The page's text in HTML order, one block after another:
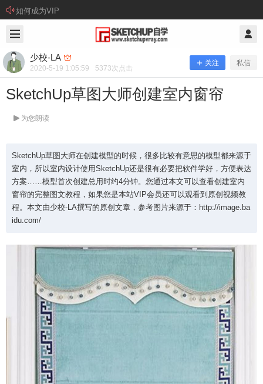
如何成为VIP
少校-LA
2020-5-19 1:05:59 5373次点击
关注 私信
SketchUp草图大师创建室内窗帘
为您朗读
SketchUp草图大师在创建模型的时候，很多比较有意思的模型都来源于
室内，所以室内设计使用SketchUp还是很有必要把软件学好，方便表达
方案……模型首次创建总用时约4分钟。您通过本文可以查看创建室内
窗帘的完整图文教程，如果您是本站VIP会员还可以观看到原创视频教
程。本文由少校-LA撰写的原创文章，参考图片来源于：http://image.ba
idu.com/
少校-LA @ SketchUp自学
SketchUp草图大师创建室内窗帘
SketchUp草图大师在创建模型的时候，很多比较有
意思的模型都来源于室内，所以室内设计使用Sketc
hUp还是很有必要把软件学好，方便表达方案……
模型首次创建总用时约4分钟。您通过本文可以查看
创建室内窗帘的完整图文教程，如果您是本站VIP会
员还可以观看到原创视频教程。本文由少校-LA撰写
的原创文章，参考图片来源于：http://image.baidu.
扫描二维码继续阅读